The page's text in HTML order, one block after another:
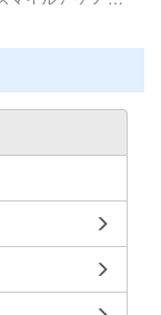
域の皆さま、
ジネスシーンに
基本から、お
くご講話いただ
徒たちは実際に
ずかしそうに
々とした立ち居
ーは相手への思
響いた講習会と
日学んだこと
す。